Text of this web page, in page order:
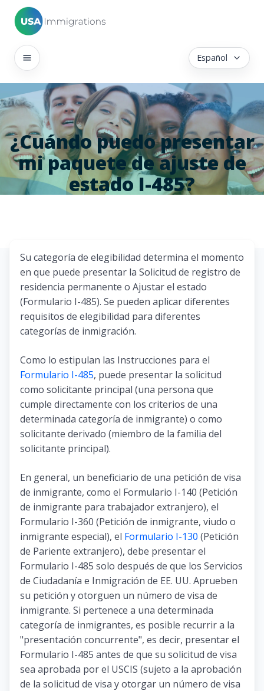
Español
¿Cuándo puedo presentar
mi paquete de ajuste de
estado I-485?
Su categoría de elegibilidad determina el momento
en que puede presentar la Solicitud de registro de
residencia permanente o Ajustar el estado
(Formulario I-485). Se pueden aplicar diferentes
requisitos de elegibilidad para diferentes
categorías de inmigración.
Como lo estipulan las Instrucciones para el
Formulario I-485, puede presentar la solicitud
como solicitante principal (una persona que
cumple directamente con los criterios de una
determinada categoría de inmigrante) o como
solicitante derivado (miembro de la familia del
solicitante principal).
En general, un beneficiario de una petición de visa
de inmigrante, como el Formulario I-140 (Petición
de inmigrante para trabajador extranjero), el
Formulario I-360 (Petición de inmigrante, viudo o
inmigrante especial), el Formulario I-130 (Petición
de Pariente extranjero), debe presentar el
Formulario I-485 solo después de que los Servicios
de Ciudadanía e Inmigración de EE. UU. Aprueben
su petición y otorguen un número de visa de
inmigrante. Si pertenece a una determinada
categoría de inmigrantes, es posible recurrir a la
"presentación concurrente", es decir, presentar el
Formulario I-485 antes de que su solicitud de visa
sea aprobada por el USCIS (sujeto a la aprobación
de la solicitud de visa y otorgar un número de visa